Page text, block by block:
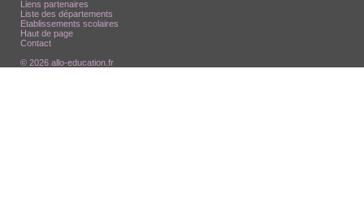
Liens partenaires
Liste des départements
Etablissements scolaires
Haut de page
Contact
© 2026 allo-education.fr